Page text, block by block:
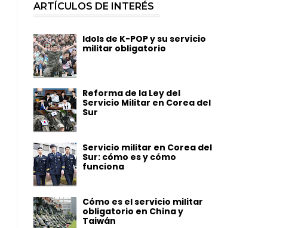
ARTÍCULOS DE INTERÉS
Idols de K-POP y su servicio
militar obligatorio
Reforma de la Ley del
Servicio Militar en Corea del
Sur
Servicio militar en Corea del
Sur: cómo es y cómo
funciona
Cómo es el servicio militar
obligatorio en China y
Taiwán